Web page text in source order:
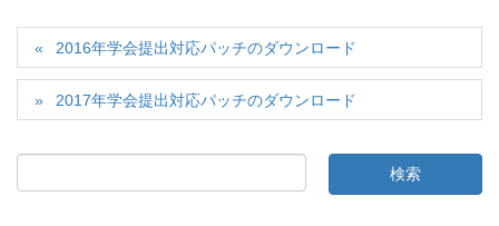
2016年学会提出対応パッチのダウンロード
2017年学会提出対応パッチのダウンロード